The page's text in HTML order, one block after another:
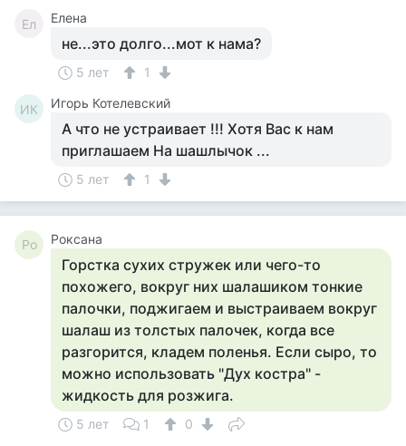
Ел Елена
не...это долго...мот к нама?
5 лет 1
ИК Игорь Котелевский
А что не устраивает !!! Хотя Вас к нам
приглашаем На шашлычок ...
5 лет 1
Ро Роксана
Горстка сухих стружек или чего-то
похожего, вокруг них шалашиком тонкие
палочки, поджигаем и выстраиваем вокруг
шалаш из толстых палочек, когда все
разгорится, кладем поленья. Если сыро, то
можно использовать "Дух костра" -
жидкость для розжига.
5 лет 1 0